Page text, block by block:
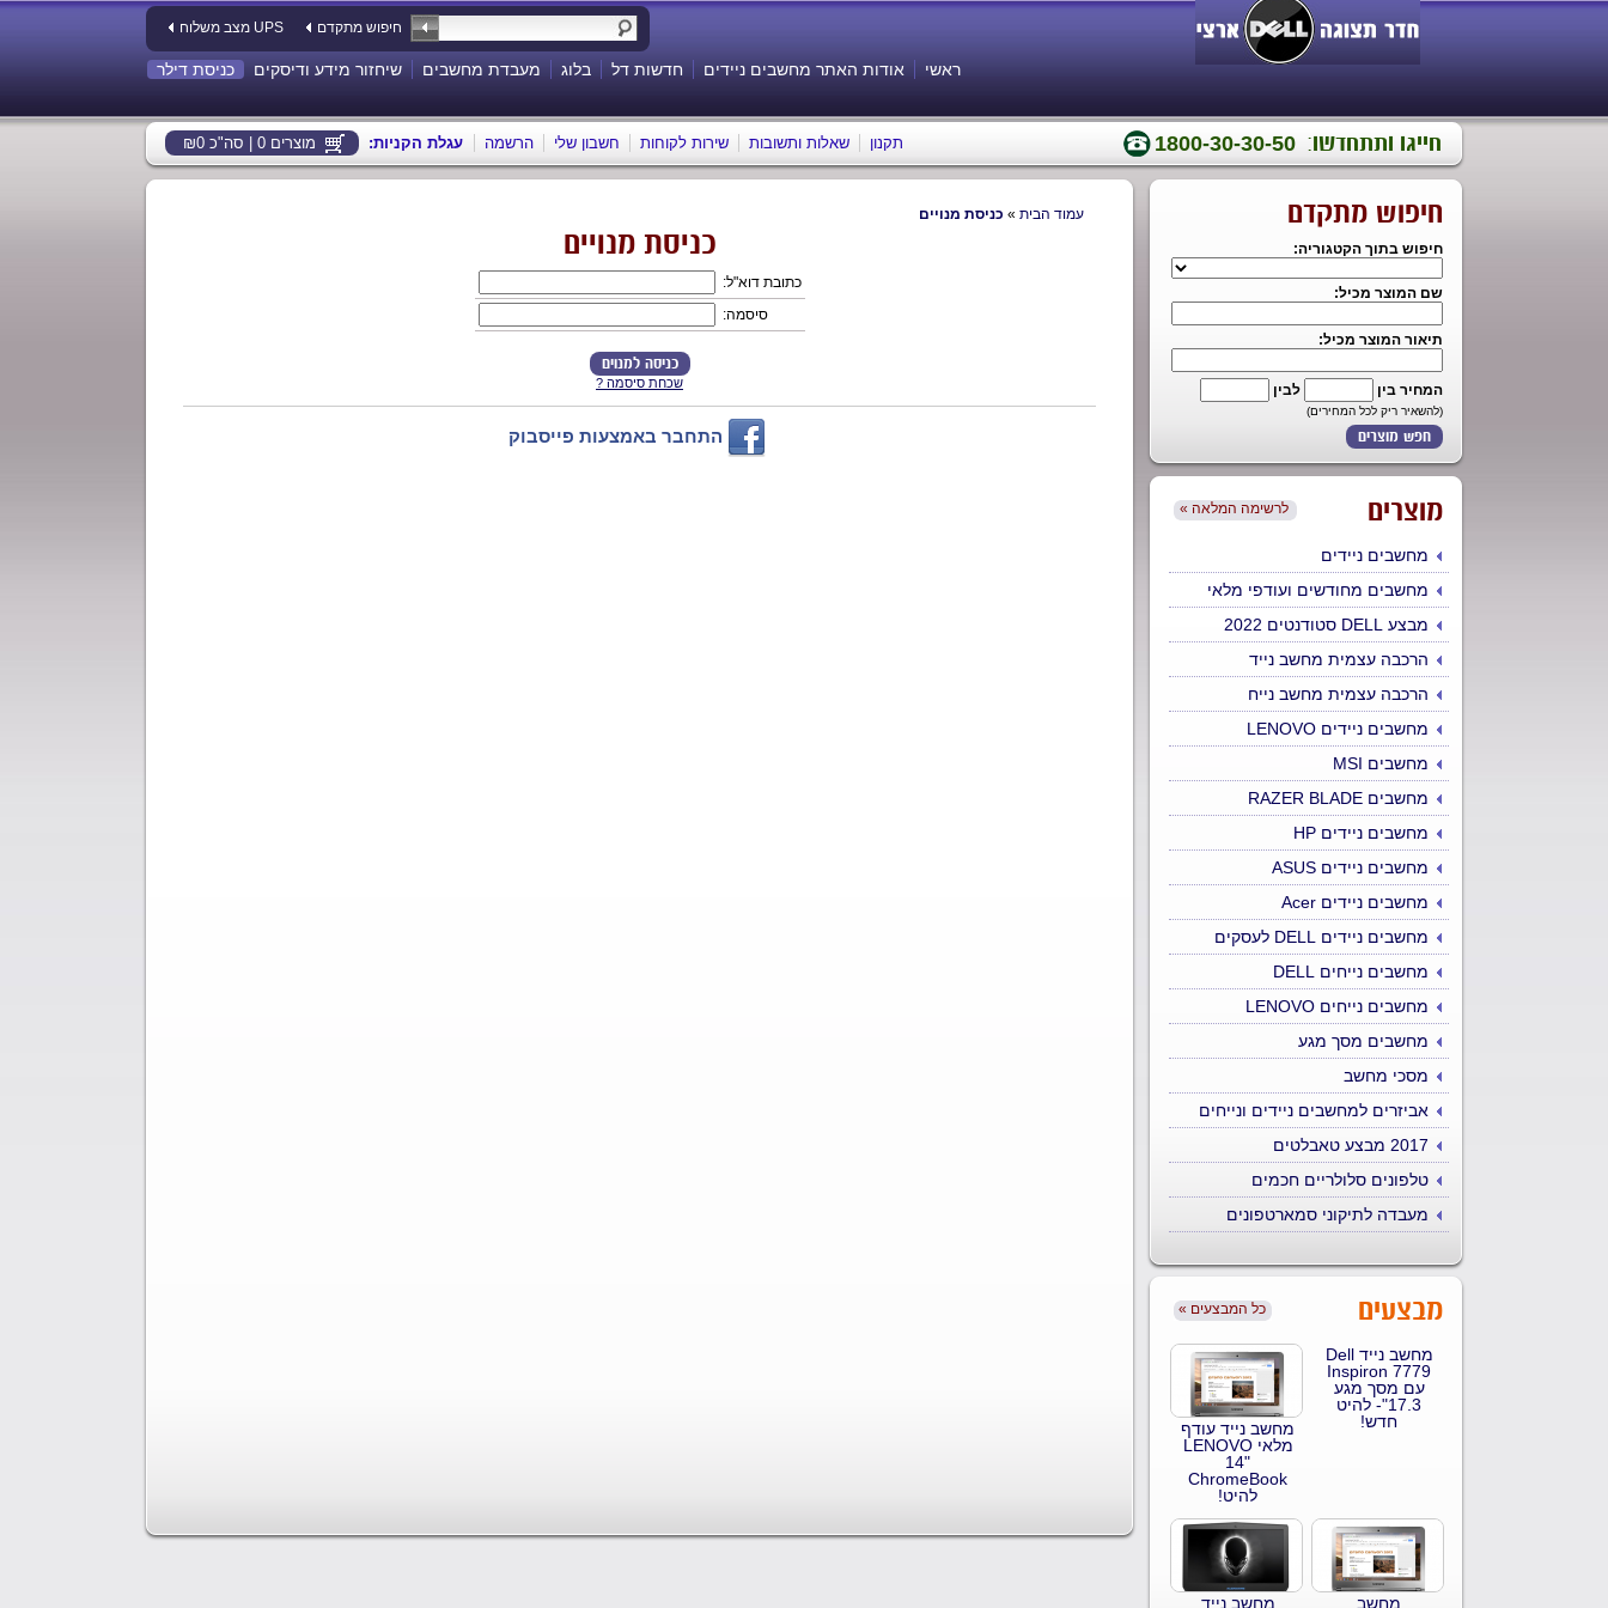
חיפוש מתקדם מצב משלוח UPS
כניסת דילר שיחזור מידע ודיסקים מעבדת מחשבים בלוג חדשות דל אודות האתר מחשבים ניידים ראשי
מוצרים 0 | סה"כ ₪0 :עגלת הקניות הרשמה חשבון שלי שירות לקוחות שאלות ותשובות תקנון חייגו ותתחדשו: 1800-30-30-50
חיפוש מתקדם
חיפוש בתוך הקטגוריה:
שם המוצר מכיל:
תיאור המוצר מכיל:
המחיר בין לבין
(להשאיר ריק לכל המחירים)
« לרשימה המלאה מוצרים
מחשבים ניידים
מחשבים מחודשים ועודפי מלאי
מבצע DELL סטודנטים 2022
הרכבה עצמית מחשב נייד
הרכבה עצמית מחשב נייח
מחשבים ניידים LENOVO
מחשבים MSI
מחשבים RAZER BLADE
מחשבים ניידים HP
מחשבים ניידים ASUS
מחשבים ניידים Acer
מחשבים ניידים DELL לעסקים
מחשבים נייחים DELL
מחשבים נייחים LENOVO
מחשבים מסך מגע
מסכי מחשב
אביזרים למחשבים ניידים ונייחים
2017 מבצע טאבלטים
טלפונים סלולריים חכמים
מעבדה לתיקוני סמארטפונים
« כל המבצעים מבצעים
מחשב נייד Dell
Inspiron 7779
עם מסך מגע
17.3"- להיט
חדש!
מחשב נייד עודף
מלאי LENOVO
14"
ChromeBook
להיט!
מחשב מחשב נייד
עמוד הבית » כניסת מנויים
כניסת מנויים
כתובת דוא"ל:
סיסמה:
שכחת סיסמה ?
התחבר באמצעות פייסבוק